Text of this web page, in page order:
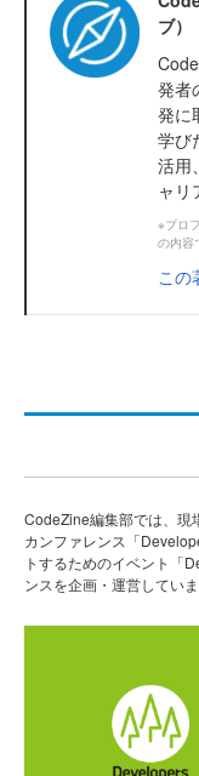
ブ）
発者
発に
学び
活用
ャリ
※プロ
の内容
この
CodeZine編集部では、現
カンファレンス「
トするためのイベント「
ンスを企画・運営していま